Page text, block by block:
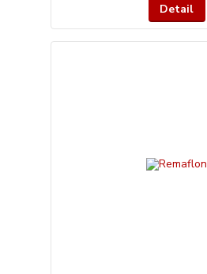
Detail